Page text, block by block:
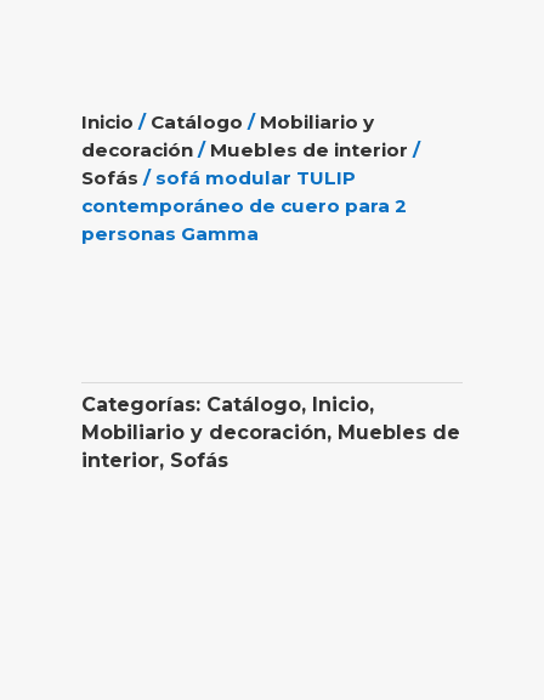
Inicio / Catálogo / Mobiliario y
decoración / Muebles de interior /
Sofás / sofá modular TULIP
contemporáneo de cuero para 2
personas Gamma
Categorías: Catálogo, Inicio,
Mobiliario y decoración, Muebles de
interior, Sofás